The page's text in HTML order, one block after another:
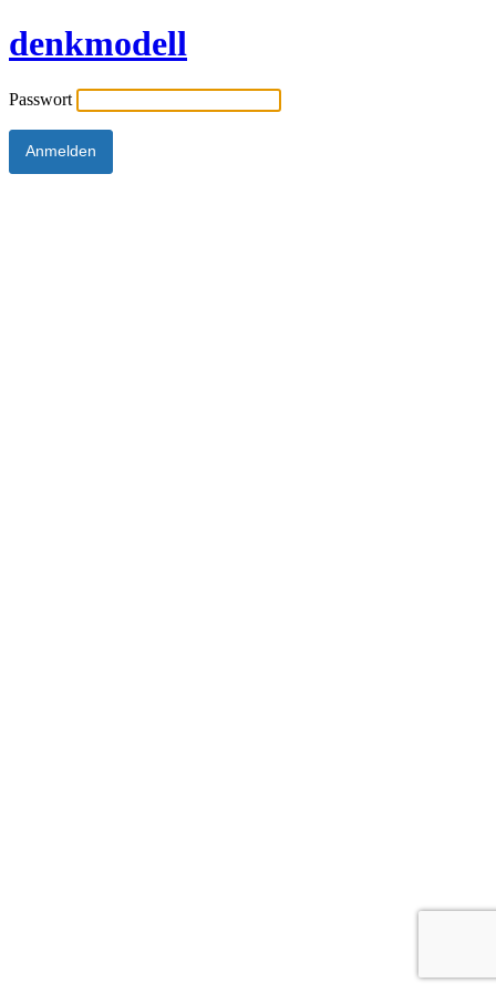
denkmodell
Passwort